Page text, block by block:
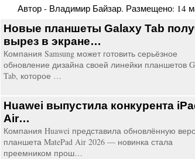
Автор - Владимир Байзар. Размещено: 14
Новые планшеты Galaxy Tab
вырез в экране…
Компания Samsung может готовить серьёзное
обновление дизайна своей линейки планшетов
Tab, которое …
Huawei выпустила конкурента
Air…
Компания Huawei представила обновлённую
планшета MatePad Air 2026 — новинка стала
преемником прош…